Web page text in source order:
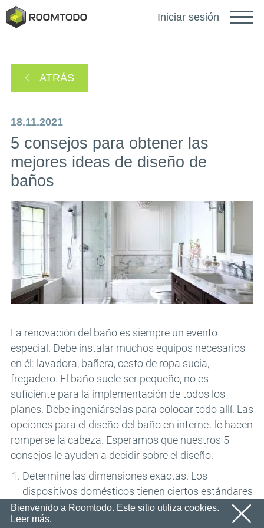
Inicie sesión para obtener
ayuda
o
Correo electrónico
Contraseña
Registro Recordar contraseña
Gracias por registrarse
En breve le enviaremos un correo electrónico con un
enlace de confirmación.
Por favor, siga el enlace en el correo electrónico para
activar su cuenta
ACEPTAR
Se ha enviado un enlace de recuperación de
contraseña a su correo electrónico.
ACEPTAR
Iniciar sesión
ATRÁS
18.11.2021
5 consejos para obtener las
mejores ideas de diseño de
baños
La renovación del baño es siempre un evento
especial. Debe instalar muchos equipos necesarios
en él: lavadora, bañera, cesto de ropa sucia,
fregadero. El baño suele ser pequeño, no es
suficiente para la implementación de todos los
planes. Debe ingeniárselas para colocar todo allí. Las
opciones para el diseño del baño en internet le hacen
romperse la cabeza. Esperamos que nuestros 5
consejos le ayuden a decidir sobre el diseño:
Determine las dimensiones exactas. Los
dispositivos domésticos tienen ciertos estándares
dimensionales. Considéralos cuando dibuje el
diseño del baño. Preste atención a la ubicación de
Bienvenido a Roomtodo. Este sitio utiliza cookies.
Leer más.